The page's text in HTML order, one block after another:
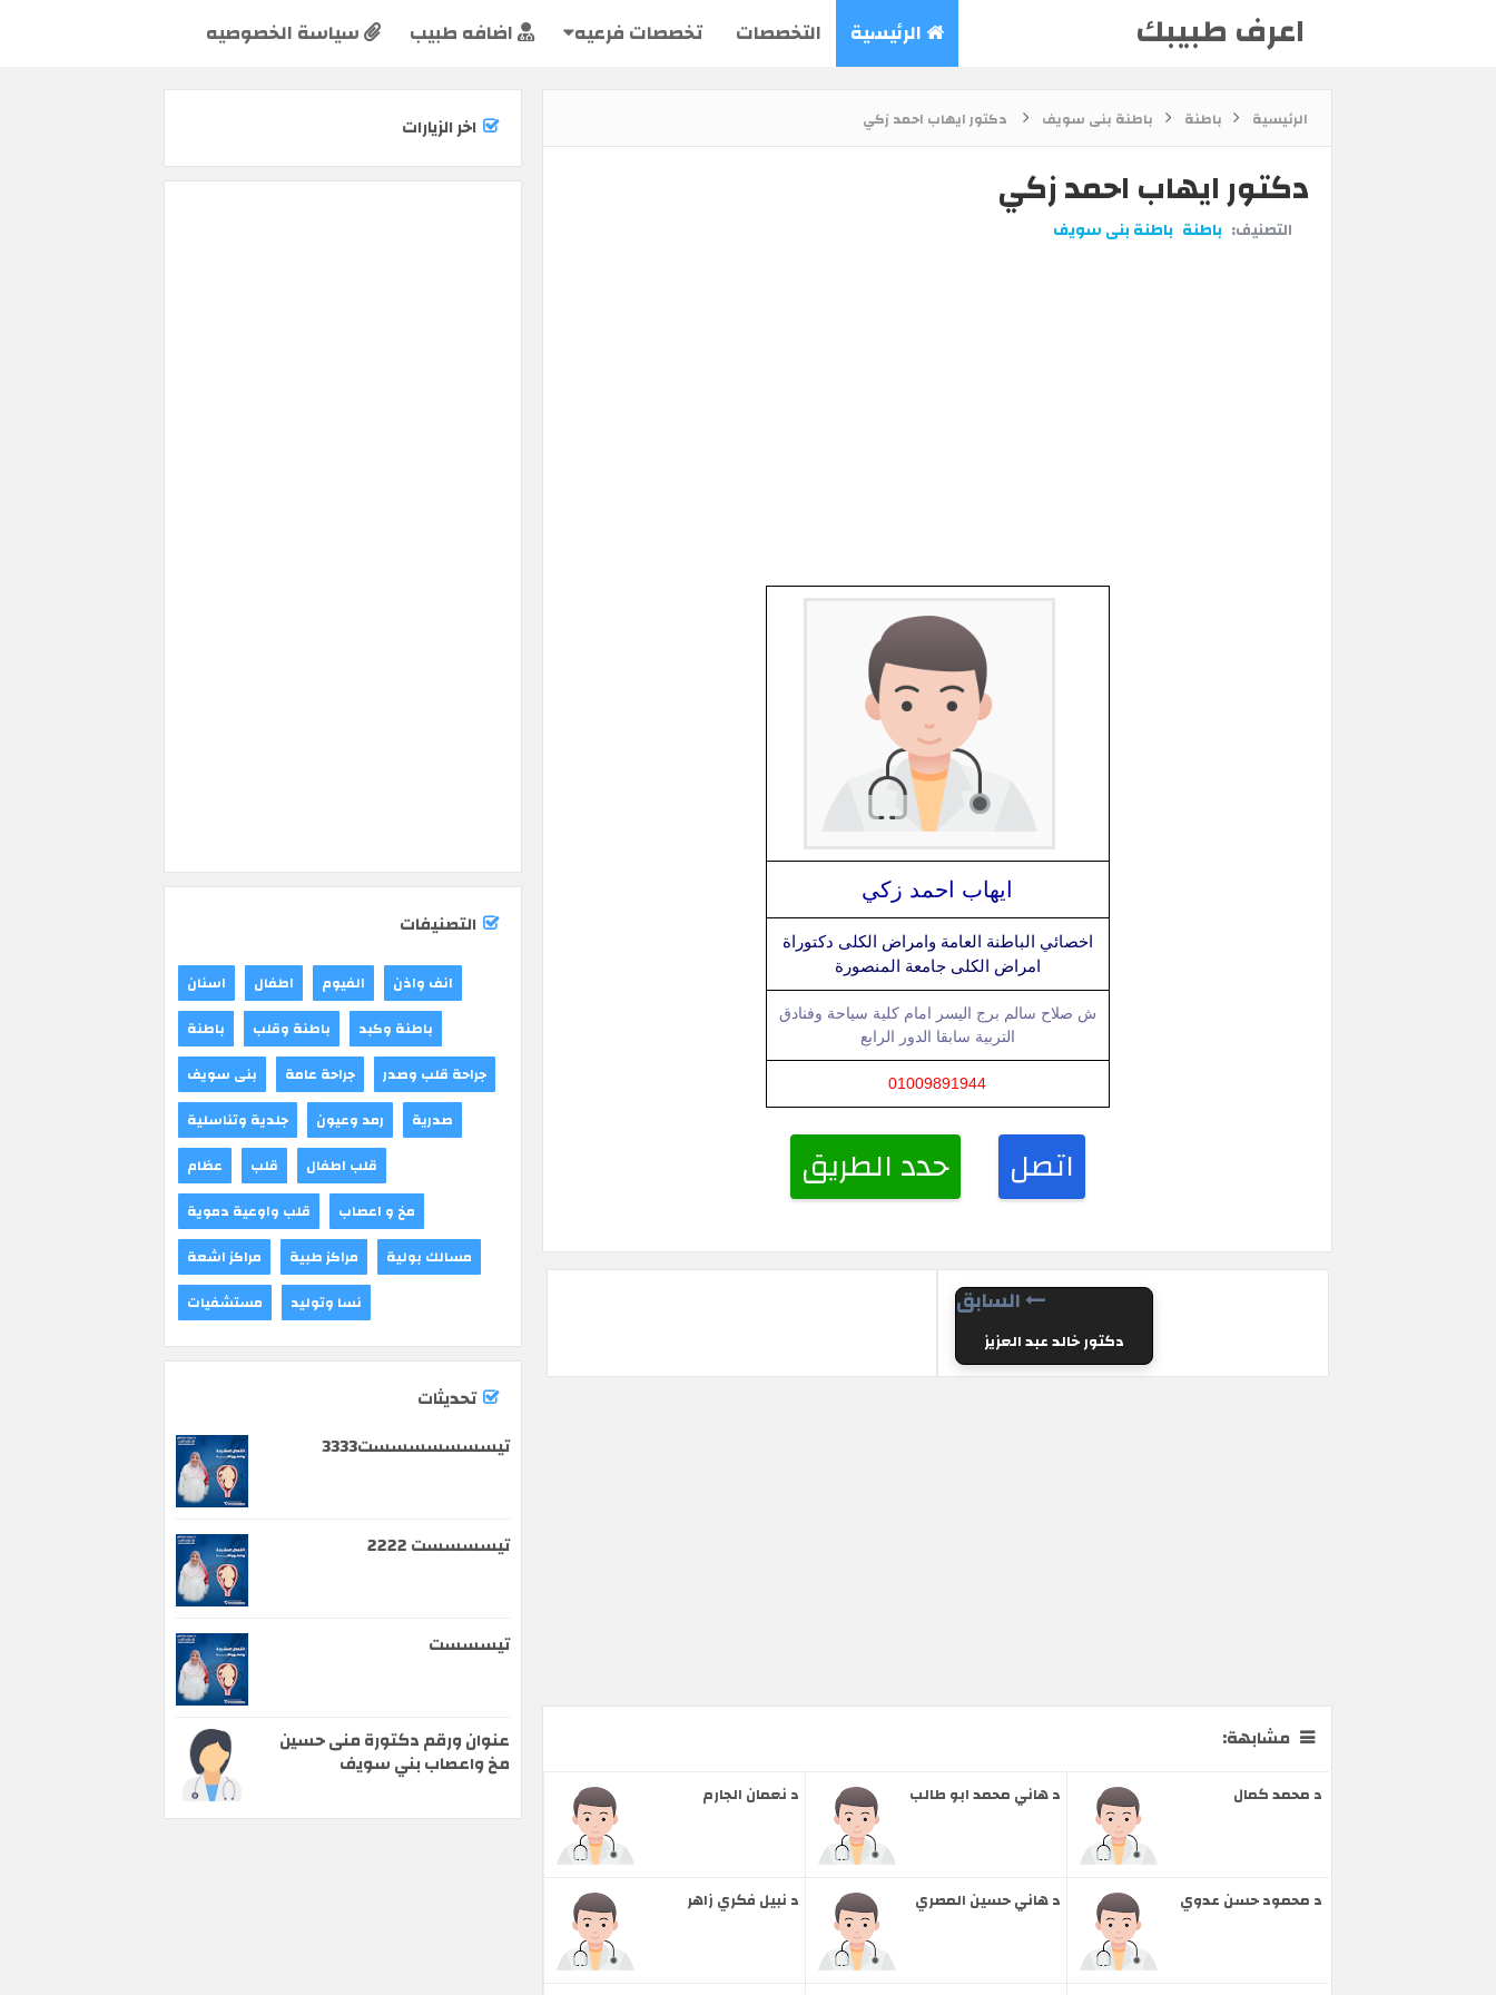
اعرف طبيبك الرئيسية التخصصات تخصصات فرعيه اضافه طبيب سياسة الخصوصيه
الرئيسية باطنة باطنة بنى سويف دكتور ايهاب احمد زكي
دكتور ايهاب احمد زكي
التصنيف: باطنة باطنة بنى سويف
ايهاب احمد زكي
اخصائي الباطنة العامة وامراض الكلى دكتوراة
امراض الكلى جامعة المنصورة
ش صلاح سالم برج اليسر امام كلية سياحة وفنادق
التربية سابقا الدور الرابع
01009891944
اتصل حدد الطريق
السابق
دكتور خالد عبد العزيز
مشابهة:
د نعمان الجارم د هاني محمد ابو طالب د محمد كمال
د نبيل فكري زاهر د هاني حسين المصري د محمود حسن عدوي
اخر الزيارات
التصنيفات
اسنان اطفال الفيوم
انف واذن
باطنة
باطنة وقلب
باطنة وكبد
بنى سويف
جراحة عامة
جراحة قلب وصدر
جلدية وتناسلية
رمد وعيون
صدرية
عظام
قلب
قلب اطفال
قلب واوعية دموية
مخ و اعصاب
مراكز اشعة
مراكز طبية
مسالك بولية
مستشفيات
نسا وتوليد
تحديثات
تيسسسسسسست3333
تيسسسست 2222
تيسسست
عنوان ورقم دكتورة منى حسين
مخ واعصاب بني سويف